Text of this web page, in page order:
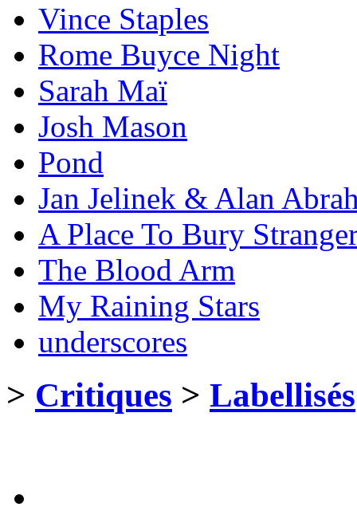
Vince Staples
Rome Buyce Night
Sarah Maï
Josh Mason
Pond
Jan Jelinek & Alan
A Place To Bury
The Blood Arm
My Raining Stars
underscores
> Critiques > Labellisés